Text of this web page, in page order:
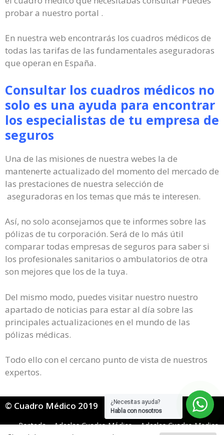
¿Necesitas ayuda?
Habla con nosotros
probar a nuestro portal .
En nuestra web encontrarás los cuadros médicos de
todas las tarifas de las fundamentales aseguradoras
que operan en España.
Consultar los cuadros médicos no
solo es una ayuda para encontrar
los especialistas de tu empresa de
seguros
Una de las misiones de nuestra webes la de
mantenerte actualizado del momento del mercado de
las prestaciones de nuestra selección de
aseguradoras en los temas que más te interesen.
Así, no solo aconsejamos que te informes sobre las
pólizas de tu corporación. Será de lo más útil
comparar todas empresas de seguros para saber si
los profesionales sanitarios o ambulatorios de otra
son mejores que los de la tuya.
Del mismo modo, puedes visitar nuestro nuestro
apartado de noticias para estar al día sobre las
principales actualizaciones en el mundo de las
pólizas médicas.
Todo ello con el cercano punto de vista de nuestros
expertos.
© Cuadro Médico 2019
Portada»Adeslas Cuadro Médico»Adeslas Cuadro Medico